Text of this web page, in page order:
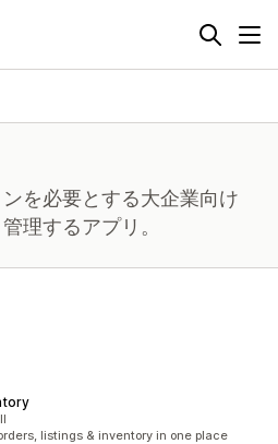
を必要とする大企業向け
理するアプリ。
listings & inventory in one place